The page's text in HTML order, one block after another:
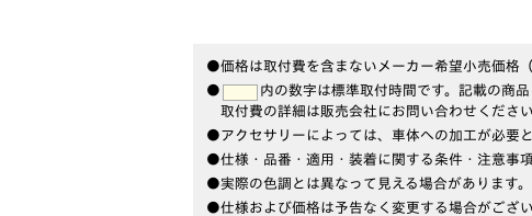
●価格は取付費を含まないメーカー希望小売価格
●
内の数字は標準取付時間です。記載の商
取付費の詳細は販売会社にお問い合わせください
●アクセサリーによっては、車体への加工が必要
●仕様・品番・適用・装着に関する条件・注意事
●実際の色調とは異なって見える場合があります。
●仕様および価格は予告なく変更する場合がござい